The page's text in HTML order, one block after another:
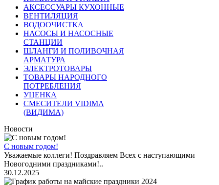
АКСЕССУАРЫ КУХОННЫЕ
ВЕНТИЛЯЦИЯ
ВОДООЧИСТКА
НАСОСЫ И НАСОСНЫЕ
СТАНЦИИ
ШЛАНГИ И ПОЛИВОЧНАЯ
АРМАТУРА
ЭЛЕКТРОТОВАРЫ
ТОВАРЫ НАРОДНОГО
ПОТРЕБЛЕНИЯ
УЦЕНКА
СМЕСИТЕЛИ VIDIMA
(ВИДИМА)
Новости
С новым годом!
Уважаемые коллеги! Поздравляем Всех с наступающими
Новогодними праздниками!..
30.12.2025